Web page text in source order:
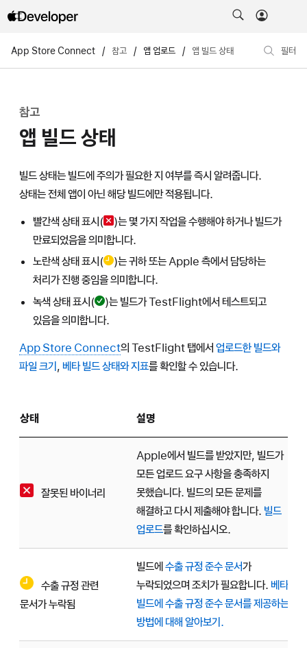
App Store Connect / 참고 / 앱 업로드 / 앱 빌드 상태 필터
참고
앱 빌드 상태
빌드 상태는 빌드에 주의가 필요한 지 여부를 즉시 알려줍니다.
상태는 전체 앱이 아닌 해당 빌드에만 적용됩니다.
빨간색 상태 표시(
)는 몇 가지 작업을 수행해야 하거나 빌드가
만료되었음을 의미합니다.
노란색 상태 표시(
)는 귀하 또는 Apple 측에서 담당하는
처리가 진행 중임을 의미합니다.
녹색 상태 표시(
)는 빌드가 TestFlight에서 테스트되고
있음을 의미합니다.
App Store Connect의 TestFlight 탭에서 업로드한 빌드와
파일 크기 , 베타 빌드 상태와 지표를 확인할 수 있습니다.
상태 설명
잘못된 바이너리
Apple에서 빌드를 받았지만, 빌드가
모든 업로드 요구 사항을 충족하지
못했습니다. 빌드의 모든 문제를
해결하고 다시 제출해야 합니다. 빌드
업로드를 확인하십시오.
수출 규정 관련
문서가 누락됨
빌드에 수출 규정 준수 문서가
누락되었으며 조치가 필요합니다. 베타
빌드에 수출 규정 준수 문서를 제공하는
방법에 대해 알아보기.